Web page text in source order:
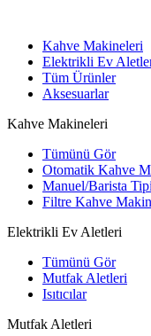
Kahve Makineleri
Elektrikli Ev
Tüm Ürünler
Aksesuarlar
Kahve Makineleri
Tümünü Gör
Otomatik Kahve
Manuel/Barista
Filtre Kahve
Elektrikli Ev Aletleri
Tümünü Gör
Mutfak Aletleri
Isıtıcılar
Mutfak Aletleri